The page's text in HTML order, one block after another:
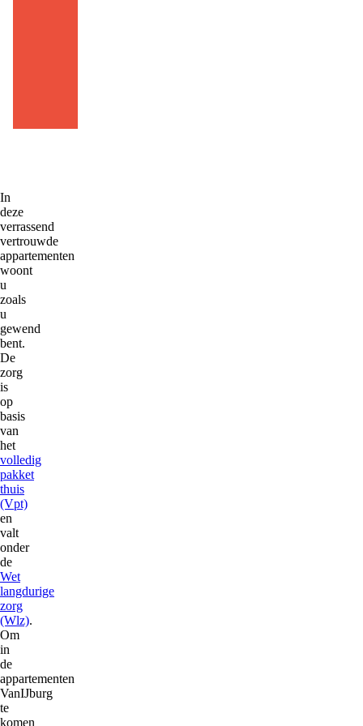
In
deze
verrassend
vertrouwde
appartementen
woont
u
zoals
u
gewend
bent.
De
zorg
is
op
basis
van
het
volledig
pakket
thuis
(Vpt)
en
valt
onder
de
Wet
langdurige
zorg
(Wlz).
Om
in
de
appartementen
VanIJburg
te
komen